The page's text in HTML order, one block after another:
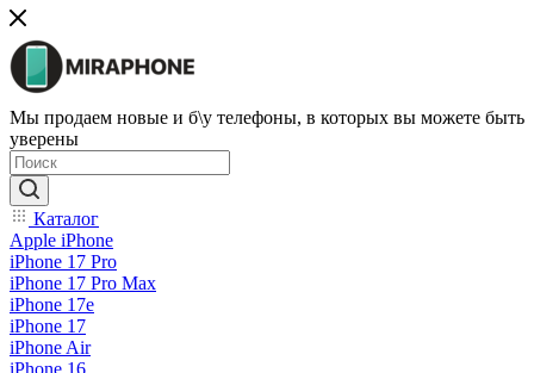
Мы продаем новые и б\у телефоны, в которых вы можете быть
уверены
Каталог
Apple iPhone
iPhone 17 Pro
iPhone 17 Pro Max
iPhone 17e
iPhone 17
iPhone Air
iPhone 16